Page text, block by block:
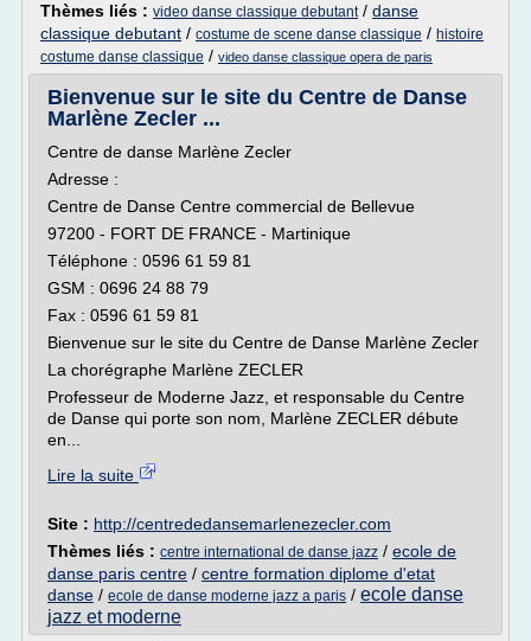
Thèmes liés : video danse classique debutant/ danse
classique debutant / costume de scene danse classique / histoire
costume danse classique / video danse classique opera de paris
Bienvenue sur le site du Centre de Danse
Marlène Zecler ...
Centre de danse Marlène Zecler
Adresse :
Centre de Danse Centre commercial de Bellevue
97200 - FORT DE FRANCE - Martinique
Téléphone : 0596 61 59 81
GSM : 0696 24 88 79
Fax : 0596 61 59 81
Bienvenue sur le site du Centre de Danse Marlène Zecler
La chorégraphe Marlène ZECLER
Professeur de Moderne Jazz, et responsable du Centre
de Danse qui porte son nom, Marlène ZECLER débute
en...
Lire la suite
Site : http://centrededansemarlenezecler.com
Thèmes liés : centre international de danse jazz / ecole de
danse paris centre / centre formation diplome d'etat
danse / ecole de danse moderne jazz a paris / ecole danse
jazz et moderne